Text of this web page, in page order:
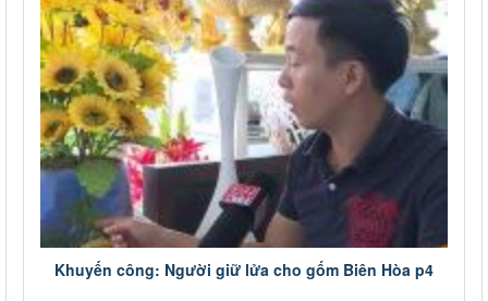
Khuyến công: Người giữ lửa cho gốm Biên Hòa p4